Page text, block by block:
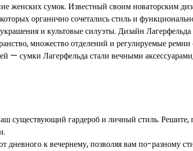
женских сумок. Известный своим новаторским
органично сочетались стиль и
и культовые силуэты. Дизайн Лагерфельда
множество отделений и регулируемые
— сумки Лагерфельда стали вечными
существующий гардероб и личный стиль. Решите,
дневного к вечернему, позволяя вам по-разному